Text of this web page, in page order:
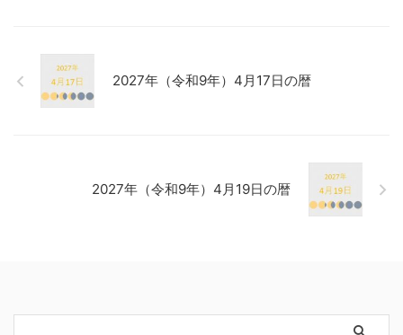
2027年（令和9年）4月17日の暦
2027年（令和9年）4月19日の暦